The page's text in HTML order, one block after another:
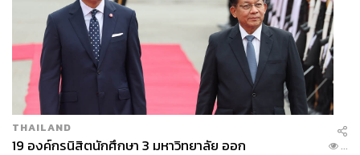
THAILAND
19 องค์กรนิสิตนักศึกษา 3 มหาวิทยาลัย ออก
...